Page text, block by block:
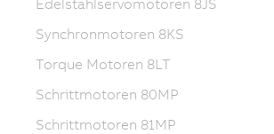
Synchronmotoren 8KS
Torque Motoren 8LT
Schrittmotoren 80MP
Schrittmotoren 81MP